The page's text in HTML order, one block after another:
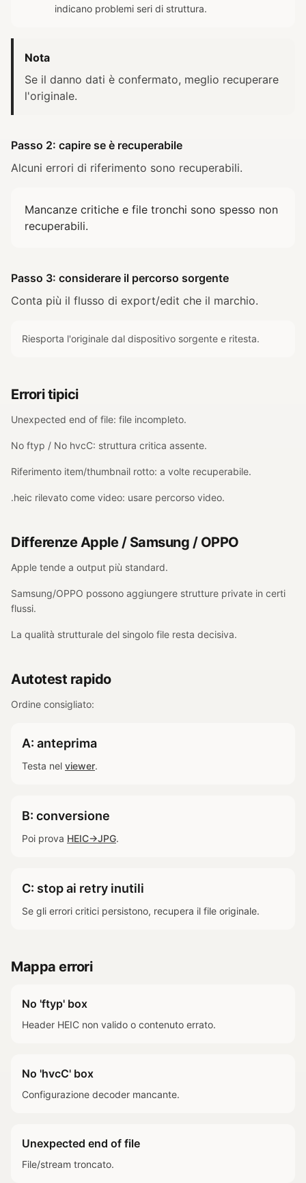
indicano problemi seri di struttura.
Nota
Se il danno dati è confermato, meglio recuperare
l'originale.
Passo 2: capire se è recuperabile
Alcuni errori di riferimento sono recuperabili.
Mancanze critiche e file tronchi sono spesso non
recuperabili.
Passo 3: considerare il percorso sorgente
Conta più il flusso di export/edit che il marchio.
Riesporta l'originale dal dispositivo sorgente e ritesta.
Errori tipici
Unexpected end of file: file incompleto.
No ftyp / No hvcC: struttura critica assente.
Riferimento item/thumbnail rotto: a volte recuperabile.
.heic rilevato come video: usare percorso video.
Differenze Apple / Samsung / OPPO
Apple tende a output più standard.
Samsung/OPPO possono aggiungere strutture private in certi
flussi.
La qualità strutturale del singolo file resta decisiva.
Autotest rapido
Ordine consigliato:
A: anteprima
Testa nel viewer.
B: conversione
Poi prova HEIC→JPG.
C: stop ai retry inutili
Se gli errori critici persistono, recupera il file originale.
Mappa errori
No 'ftyp' box
Header HEIC non valido o contenuto errato.
No 'hvcC' box
Configurazione decoder mancante.
Unexpected end of file
File/stream troncato.